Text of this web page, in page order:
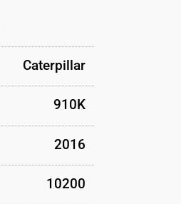
Caterpillar
910K
2016
10200